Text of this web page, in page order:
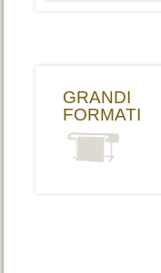
GRANDI
FORMATI